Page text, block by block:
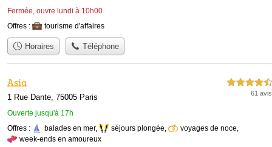
Fermée, ouvre lundi à 10h00
Offres : tourisme d'affaires
Horaires Téléphone
Asia
1 Rue Dante, 75005 Paris
Ouverte jusqu'à 17h
4,5 étoiles sur 5
61 avis
Offres : balades en mer, séjours plongée, voyages de noce,
week-ends en amoureux